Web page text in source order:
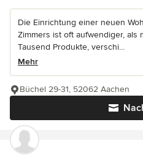
Die Einrichtung einer neuen
Zimmers ist oft aufwendiger, als
Tausend Produkte, verschi...
Mehr
Büchel 29-31, 52062 Aachen